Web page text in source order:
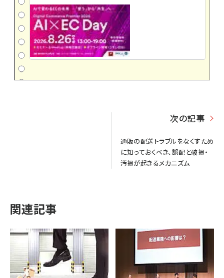
次の記事
通販の配送トラブルをなくすため
に知っておくべき、誤配と破損・
汚損が起きるメカニズム
関連記事